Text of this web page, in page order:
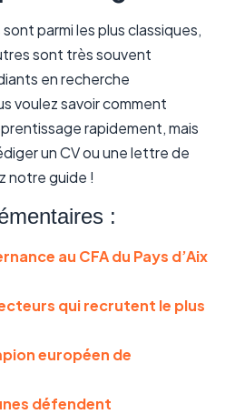
parmi les plus classiques,
sont très souvent
en recherche
voulez savoir comment
rapidement, mais
un CV ou une lettre de
notre guide !
:
au CFA du Pays d’Aix
qui recrutent le plus
européen de
défendent